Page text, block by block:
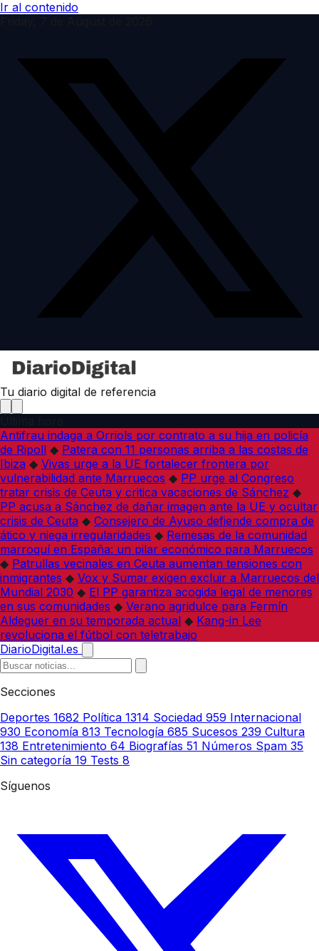
Ir al contenido
Tu diario digital de referencia
Antifrau indaga a Orriols por contrato a su hija en policía
de Ripoll ◆ Patera con 11 personas arriba a las costas de
Ibiza ◆ Vivas urge a la UE fortalecer frontera por
vulnerabilidad ante Marruecos ◆ PP urge al Congreso
tratar crisis de Ceuta y critica vacaciones de Sánchez ◆
PP acusa a Sánchez de dañar imagen ante la UE y ocultar
crisis de Ceuta ◆ Consejero de Ayuso defiende compra de
ático y niega irregularidades ◆ Remesas de la comunidad
marroquí en España: un pilar económico para Marruecos
◆ Patrullas vecinales en Ceuta aumentan tensiones con
inmigrantes ◆ Vox y Sumar exigen excluir a Marruecos del
Mundial 2030 ◆ El PP garantiza acogida legal de menores
en sus comunidades ◆ Verano agridulce para Fermín
Aldeguer en su temporada actual ◆ Kang-in Lee
revoluciona el fútbol con teletrabajo
DiarioDigital.es
Secciones
Deportes 1682 Política 1314 Sociedad 959 Internacional
930 Economía 813 Tecnología 685 Sucesos 239 Cultura
138 Entretenimiento 64 Biografías 51 Números Spam 35
Sin categoría 19 Tests 8
Síguenos